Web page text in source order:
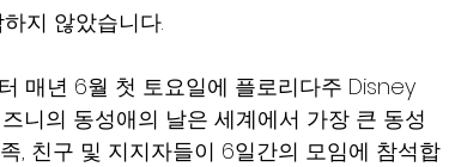
지 않았습니다.
매년 6월 첫 토요일에 플로리다주 Disney
니의 동성애의 날은 세계에서 가장 큰 동성
, 친구 및 지지자들이 6일간의 모임에 참석합